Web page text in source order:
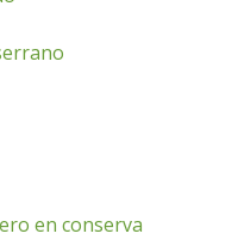
en conserva